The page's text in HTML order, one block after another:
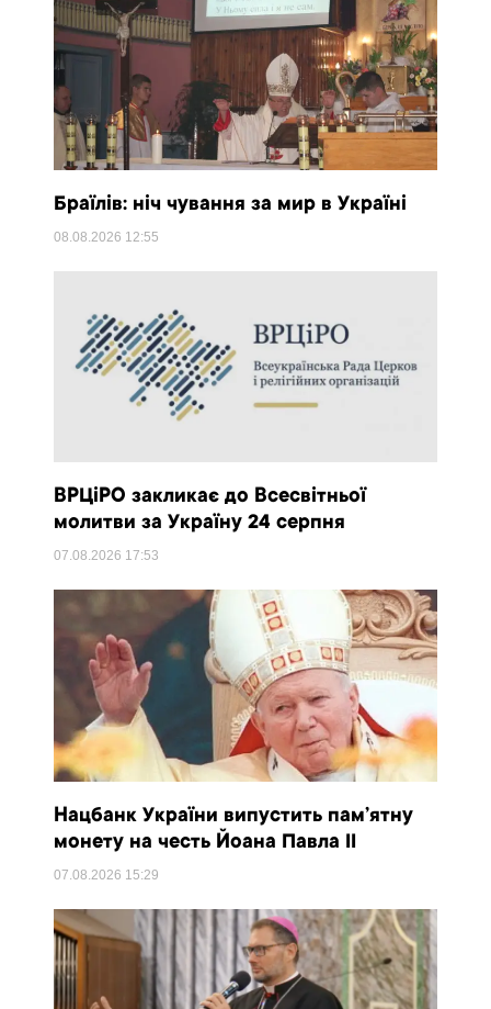
Браїлів: ніч чування за мир в Україні
08.08.2026 12:55
ВРЦіРО закликає до Всесвітньої
молитви за Україну 24 серпня
07.08.2026 17:53
Нацбанк України випустить пам’ятну
монету на честь Йоана Павла II
07.08.2026 15:29